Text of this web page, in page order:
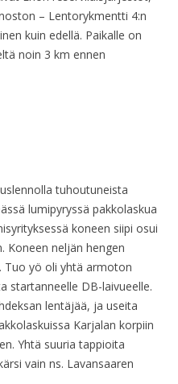
– Lentorykmentti 4:n
kuin edellä. Paikalle on
noin 3 km ennen
tuhoutuneista
lumipyryssä pakkolaskua
koneen siipi osui
Koneen neljän hengen
Tuo yö oli yhtä armoton
startanneelle DB-laivueelle.
lentäjää, ja useita
Karjalan korpiin
Yhtä suuria tappioita
vain ns. Lavansaaren